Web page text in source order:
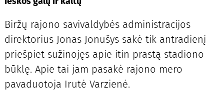
Biržų rajono savivaldybės administracijos
direktorius Jonas Jonušys sakė tik antradienį
priešpiet sužinojęs apie itin prastą stadiono
būklę. Apie tai jam pasakė rajono mero
pavaduotoja Irutė Varzienė.